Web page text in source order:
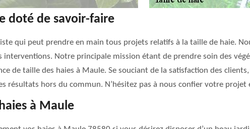
doté de savoir-faire
qui peut prendre en main tous projets relatifs à la taille de haie.
interventions. Notre principale mission étant de prendre soin des
de taille des haies à Maule. Se souciant de la satisfaction des
résultats hors du commun. N’hésitez pas à nous confier votre projet
à Maule